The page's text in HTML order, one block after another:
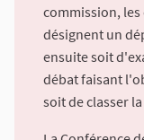
commission,
désignent un
ensuite soit
débat faisant
soit de classer